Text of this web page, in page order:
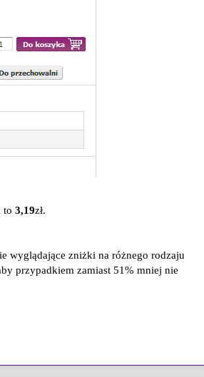
to 3,19zł.
wyglądające zniżki na różnego rodzaju
przypadkiem zamiast 51% mniej nie